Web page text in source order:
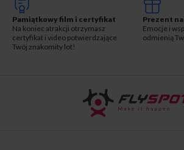
Pamiątkowy film i certyfikat
Na koniec atrakcji otrzymasz
certyfikat i video potwierdzające
Twój znakomity lot!
Prezent na
Emocje i
odmienią